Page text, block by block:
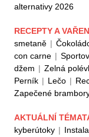
alternativy 2026
RECEPTY A
smetaně |
con carne |
džem | Zelná
Perník | Lečo |
Zapečené
AKTUÁLNÍ
kyberútoky |